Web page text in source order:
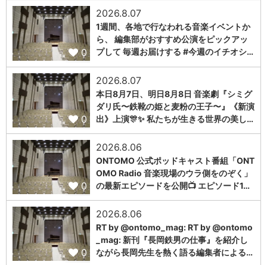
0
2026.8.07
1週間、各地で行なわれる音楽イベントか
ら、 編集部がおすすめ公演をピックアッ
プして 毎週お届けする #今週のイチオシ…
0
2026.8.07
本日8月7日、明日8月8日 音楽劇『シミグ
ダリ氏〜鉄靴の姫と麦粉の王子〜』《新演
出》上演🎊✨ 私たちが生きる世界の美し…
0
2026.8.06
ONTOMO 公式ポッドキャスト番組「ONT
OMO Radio 音楽現場のウラ側をのぞく」
の最新エピソードを公開📺 エピソード1…
0
2026.8.06
RT by @ontomo_mag: RT by @ontomo
_mag: 新刊『長岡鉄男の仕事』を紹介し
ながら長岡先生を熱く語る編集者による…